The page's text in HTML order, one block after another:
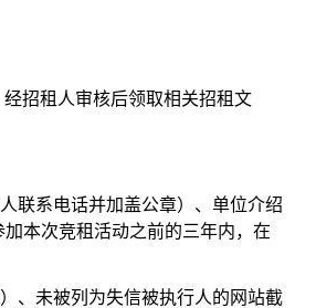
招租人审核后领取相关招租文
联系电话并加盖公章）、单位介绍
本次竞租活动之前的三年内，在
、未被列为失信被执行人的网站截